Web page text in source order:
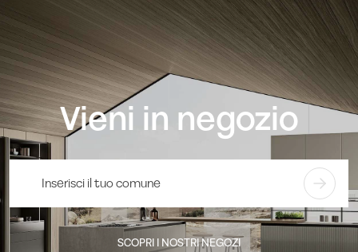
Vieni in negozio
SCOPRI I NOSTRI NEGOZI